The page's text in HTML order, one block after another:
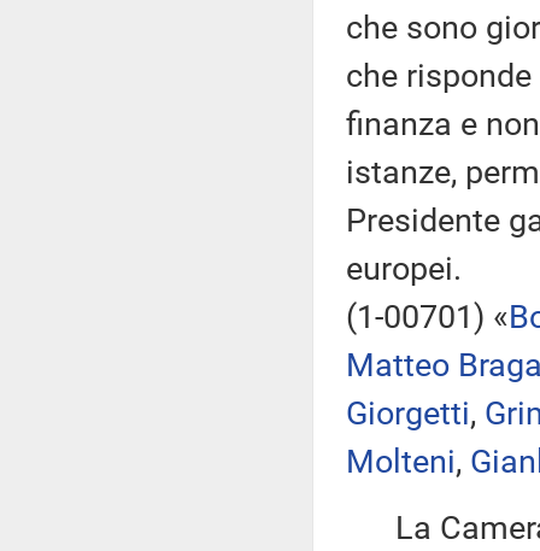
che sono
che
finanza e
istanze,
Presidente
europei.
(1-00701) «
Matteo
Giorgetti,
Molteni,
La